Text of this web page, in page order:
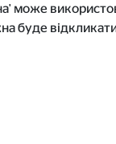
буде